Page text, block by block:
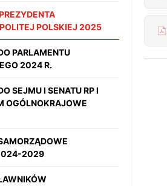
POLSKIEJ 2025
PARLAMENTU
2024 R.
SEJMU I SENATU RP I
OGÓLNOKRAJOWE
2029